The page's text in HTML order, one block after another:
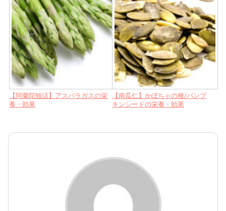
【阿蘭陀独活】アスパラガスの栄
養・効果
【南瓜仁】かぼちゃの種/パンプ
キンシードの栄養・効果